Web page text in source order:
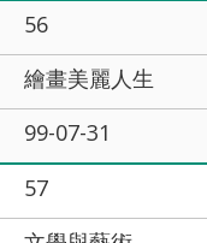
56
繪畫美麗人生
99-07-31
57